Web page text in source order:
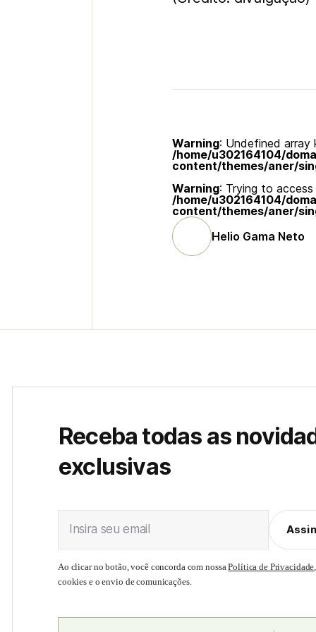
Warning: Undefined array
/home/u302164104/
content/themes/aner/
Warning: Trying to
/home/u302164104/
content/themes/aner/
Helio Gama Neto
Receba todas as
exclusivas
Insira seu email
Ao clicar no botão, você concorda com nossaPolítica de Privacidade
cookies e o envio de comunicações.